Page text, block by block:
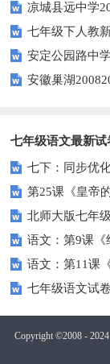
及答案
凉城县远中学
级上第一、二章
学)
七年级下人教
不等式与不等式组
安定公园路中
次月考数学试题及
安徽巢湖
七年级语文最新试
七下：同步优
单元B卷
第25课《皇帝
练习（苏教版七上
北师大版七年
习题及答案全套
语文：第9课《
同步训练（鲁教
语文：第11课
合练习（人教新课
册）
七年级语文试卷
Copyright ©2008 - 2024